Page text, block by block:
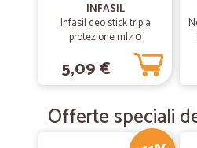
INFASIL
Infasil deo stick tripla
protezione ml.40
5,09 €
Offerte speciali